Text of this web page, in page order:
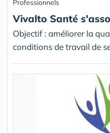
Professionnels
Vivalto Santé
Objectif : améliorer la
conditions de travail de